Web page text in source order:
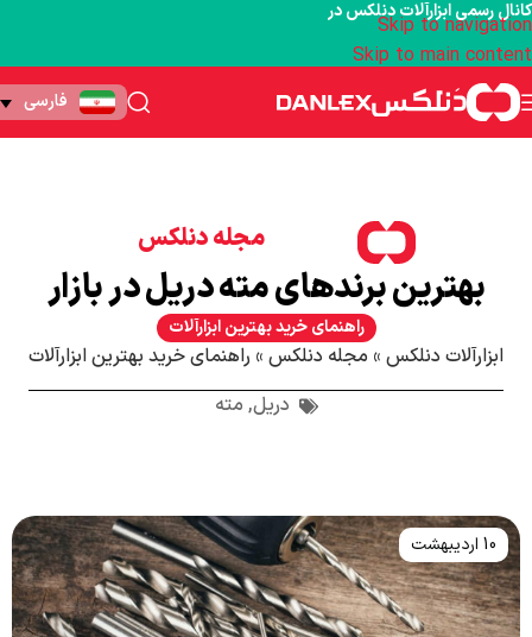
Skip to navigation
Skip to main content
کانال رسمی ابزارآلات دنلکس در
فارسی
مجله دنلکس
بهترین برندهای مته دریل در بازار
راهنمای خرید بهترین ابزارآلات
ابزارآلات دنلکس» مجله دنلکس» راهنمای خرید بهترین ابزارآلات
دریل, مته
10 اردیبهشت